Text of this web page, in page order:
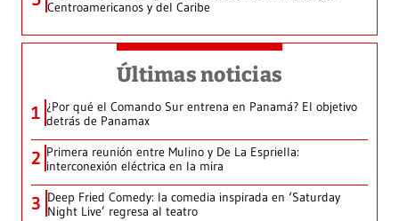
Centroamericanos y del Caribe
Últimas noticias
1 ¿Por qué el Comando Sur entrena en Panamá? El objetivo
detrás de Panamax
2 Primera reunión entre Mulino y De La Espriella:
interconexión eléctrica en la mira
3 Deep Fried Comedy: la comedia inspirada en ‘Saturday
Night Live’ regresa al teatro